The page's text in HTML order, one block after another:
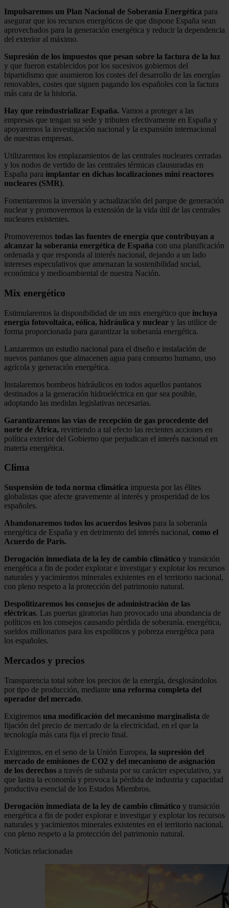
Impulsaremos un Plan Nacional de Soberanía Energética para
asegurar que los recursos energéticos de que dispone España sean
aprovechados para la generación energética y reducir la dependencia
del exterior al máximo.
Supresión de los impuestos que pesan sobre la factura de la luz
y que fueron establecidos por los sucesivos gobiernos del
bipartidismo que asumieron los costes del desarrollo de las energías
renovables, costes que siguen pagando los españoles con la factura
más cara de la historia.
Hay que reindustrializar España. Vamos a proteger a las
empresas que tengan su sede y tributen efectivamente en España y
apoyaremos la investigación nacional y la expansión internacional
de nuestras empresas.
Utilizaremos los emplazamientos de las centrales nucleares cerradas
y los nodos de vertido de las centrales térmicas clausuradas en
España para implantar en dichas localizaciones mini reactores
nucleares (SMR).
Fomentaremos la inversión y actualización del parque de generación
nuclear y promoveremos la extensión de la vida útil de las centrales
nucleares existentes.
Promoveremos todas las fuentes de energía que contribuyan a
alcanzar la soberanía energética de España con una planificación
ordenada y que responda al interés nacional, dejando a un lado
intereses especulativos que amenazan la sostenibilidad social,
económica y medioambiental de nuestra Nación.
Mix energético
Estimularemos la disponibilidad de un mix energético que incluya
energía fotovoltaica, eólica, hidráulica y nuclear y las utilice de
forma proporcionada para garantizar la soberanía energética.
Lanzaremos un estudio nacional para el diseño e instalación de
nuevos pantanos que almacenen agua para consumo humano, uso
agrícola y generación energética.
Instalaremos bombeos hidráulicos en todos aquellos pantanos
destinados a la generación hidroeléctrica en que sea posible,
adoptando las medidas legislativas necesarias.
Garantizaremos las vías de recepción de gas procedente del
norte de África, revirtiendo a tal efecto las recientes acciones en
política exterior del Gobierno que perjudican el interés nacional en
materia energética.
Clima
Suspensión de toda norma climática impuesta por las élites
globalistas que afecte gravemente al interés y prosperidad de los
españoles.
Abandonaremos todos los acuerdos lesivos para la soberanía
energética de España y en detrimento del interés nacional, como el
Acuerdo de París.
Derogación inmediata de la ley de cambio climático y transición
energética a fin de poder explorar e investigar y explotar los recursos
naturales y yacimientos minerales existentes en el territorio nacional,
con pleno respeto a la protección del patrimonio natural.
Despolitizaremos los consejos de administración de las
eléctricas. Las puertas giratorias han provocado una abundancia de
políticos en los consejos causando pérdida de soberanía. energética,
sueldos millonarios para los expolíticos y pobreza energética para
los españoles.
Mercados y precios
Transparencia total sobre los precios de la energía, desglosándolos
por tipo de producción, mediante una reforma completa del
operador del mercado.
Exigiremos una modificación del mecanismo marginalista de
fijación del precio de mercado de la electricidad, en el que la
tecnología más cara fija el precio final.
Exigiremos, en el seno de la Unión Europea, la supresión del
mercado de emisiones de CO2 y del mecanismo de asignación
de los derechos a través de subasta por su carácter especulativo, ya
que lastra la economía y provoca la pérdida de industria y capacidad
productiva esencial de los Estados Miembros.
Derogación inmediata de la ley de cambio climático y transición
energética a fin de poder explorar e investigar y explotar los recursos
naturales y yacimientos minerales existentes en el territorio nacional,
con pleno respeto a la protección del patrimonio natural.
Noticias relacionadas